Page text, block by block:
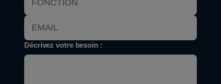
Décrivez votre besoin :